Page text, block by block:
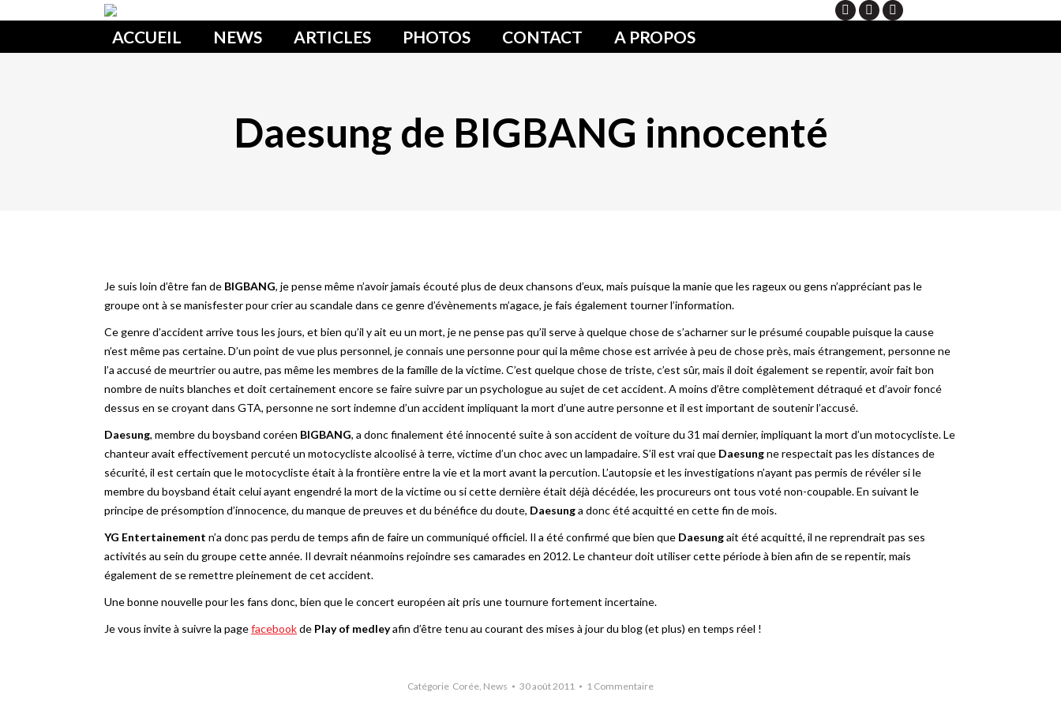
ACCUEIL NEWS ARTICLES PHOTOS CONTACT A PROPOS
Daesung de BIGBANG innocenté
Je suis loin d’être fan de BIGBANG, je pense même n’avoir jamais écouté plus de deux chansons d’eux, mais puisque la manie que les rageux ou gens n’appréciant pas le
groupe ont à se manisfester pour crier au scandale dans ce genre d’évènements m’agace, je fais également tourner l’information.
Ce genre d’accident arrive tous les jours, et bien qu’il y ait eu un mort, je ne pense pas qu’il serve à quelque chose de s’acharner sur le présumé coupable puisque la cause
n’est même pas certaine. D’un point de vue plus personnel, je connais une personne pour qui la même chose est arrivée à peu de chose près, mais étrangement, personne ne
l’a accusé de meurtrier ou autre, pas même les membres de la famille de la victime. C’est quelque chose de triste, c’est sûr, mais il doit également se repentir, avoir fait bon
nombre de nuits blanches et doit certainement encore se faire suivre par un psychologue au sujet de cet accident. A moins d’être complètement détraqué et d’avoir foncé
dessus en se croyant dans GTA, personne ne sort indemne d’un accident impliquant la mort d’une autre personne et il est important de soutenir l’accusé.
Daesung, membre du boysband coréen BIGBANG, a donc finalement été innocenté suite à son accident de voiture du 31 mai dernier, impliquant la mort d’un motocycliste. Le
chanteur avait effectivement percuté un motocycliste alcoolisé à terre, victime d’un choc avec un lampadaire. S’il est vrai que Daesungne respectait pas les distances de
sécurité, il est certain que le motocycliste était à la frontière entre la vie et la mort avant la percution. L’autopsie et les investigations n’ayant pas permis de révéler si le
membre du boysband était celui ayant engendré la mort de la victime ou si cette dernière était déjà décédée, les procureurs ont tous voté non-coupable. En suivant le
principe de présomption d’innocence, du manque de preuves et du bénéfice du doute, Daesunga donc été acquitté en cette fin de mois.
YG Entertainement n’a donc pas perdu de temps afin de faire un communiqué officiel. Il a été confirmé que bien que Daesungait été acquitté, il ne reprendrait pas ses
activités au sein du groupe cette année. Il devrait néanmoins rejoindre ses camarades en 2012. Le chanteur doit utiliser cette période à bien afin de se repentir, mais
également de se remettre pleinement de cet accident.
Une bonne nouvelle pour les fans donc, bien que le concert européen ait pris une tournure fortement incertaine.
Je vous invite à suivre la pagefacebookde Play of medleyafin d’être tenu au courant des mises à jour du blog (et plus) en temps réel !
Catégorie Corée, News 30 août 2011 1 Commentaire